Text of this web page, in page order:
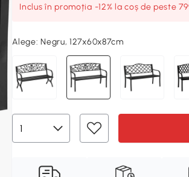
Inclus în promoția -12% la coș de peste
Alege:Negru, 127x60x87cm